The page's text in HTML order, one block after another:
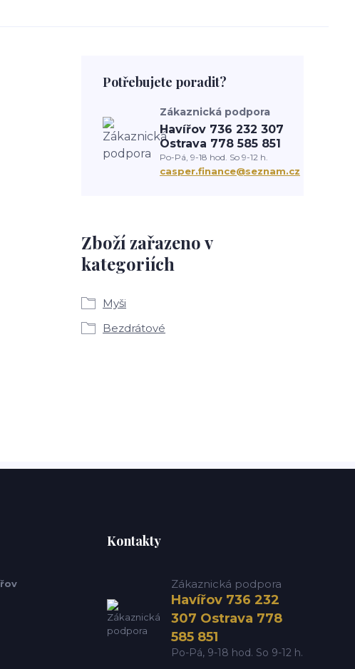
Zboží zařazeno v
kategoriích
Myši
Bezdrátové
Potřebujete poradit?
Zákaznická podpora
Havířov 736 232 307
Ostrava 778 585 851
Po-Pá, 9-18 hod. So 9-12 h.
casper.finance@seznam.cz
Kontakty
Zákaznická podpora
Havířov 736 232
307 Ostrava 778
585 851
Po-Pá, 9-18 hod. So 9-12 h.